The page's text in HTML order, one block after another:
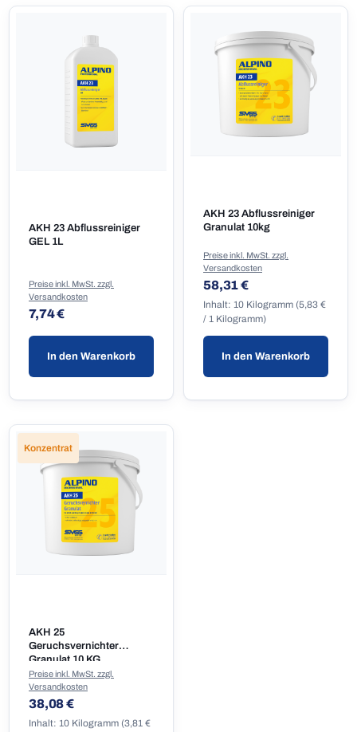
AKH 23 Abflussreiniger
GEL 1L
Regulärer Preis:
7,74 €
Preise inkl. MwSt. zzgl.
Versandkosten
In den Warenkorb
AKH 23 Abflussreiniger
Granulat 10kg
Inhalt: 10 Kilogramm (5,83 €
/ 1 Kilogramm)
Regulärer Preis:
58,31 €
Preise inkl. MwSt. zzgl.
Versandkosten
In den Warenkorb
Konzentrat
AKH 25
Geruchsvernichter
Granulat 10 KG
Inhalt: 10 Kilogramm (3,81 €
Regulärer Preis:
38,08 €
Preise inkl. MwSt. zzgl.
Versandkosten